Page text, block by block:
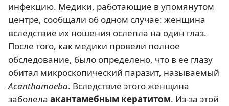
инфекцию. Медики, работающие в упомянутом
центре, сообщали об одном случае: женщина
вследствие их ношения ослепла на один глаз.
После того, как медики провели полное
обследование, было определено, что в ее глазу
обитал микроскопический паразит, называемый
Acanthamoeba. Вследствие этого женщина
заболела акантамебным кератитом. Из-за этой